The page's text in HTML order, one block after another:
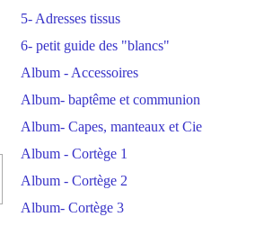
5- Adresses tissus
6- petit guide des "blancs"
Album - Accessoires
Album- baptême et communion
Album- Capes, manteaux et Cie
Album - Cortège 1
Album - Cortège 2
Album- Cortège 3